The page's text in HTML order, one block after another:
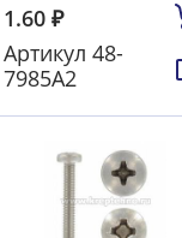
1.60 ₽
Артикул 48-
7985А2